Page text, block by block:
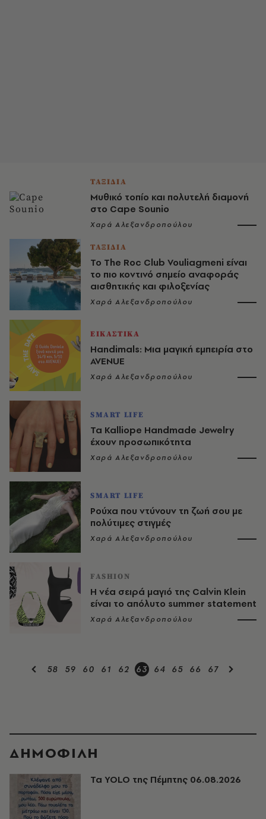
ΤΑΞΙΔΙΑ
Μυθικό τοπίο και πολυτελή διαμονή
στο Cape Sounio
Χαρά Αλεξανδροπούλου
ΤΑΞΙΔΙΑ
Το The Roc Club Vouliagmeni είναι
το πιο κοντινό σημείο αναφοράς
αισθητικής και φιλοξενίας
Χαρά Αλεξανδροπούλου
ΕΙΚΑΣΤΙΚΑ
Handimals: Μια μαγική εμπειρία στο
AVENUE
Χαρά Αλεξανδροπούλου
SMART LIFE
Τα Kalliope Handmade Jewelry
έχουν προσωπικότητα
Χαρά Αλεξανδροπούλου
SMART LIFE
Ρούχα που ντύνουν τη ζωή σου με
πολύτιμες στιγμές
Χαρά Αλεξανδροπούλου
FASHION
Η νέα σειρά μαγιό της Calvin Klein
είναι το απόλυτο summer statement
Χαρά Αλεξανδροπούλου
58 59 60 61 62 63 64 65 66 67
ΔΗΜΟΦΙΛΗ
Τα YOLO της Πέμπτης 06.08.2026